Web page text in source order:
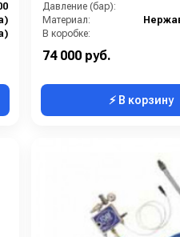
Давление (бар):
Материал:
В коробке:
74 000 руб.
⚡ В корзину